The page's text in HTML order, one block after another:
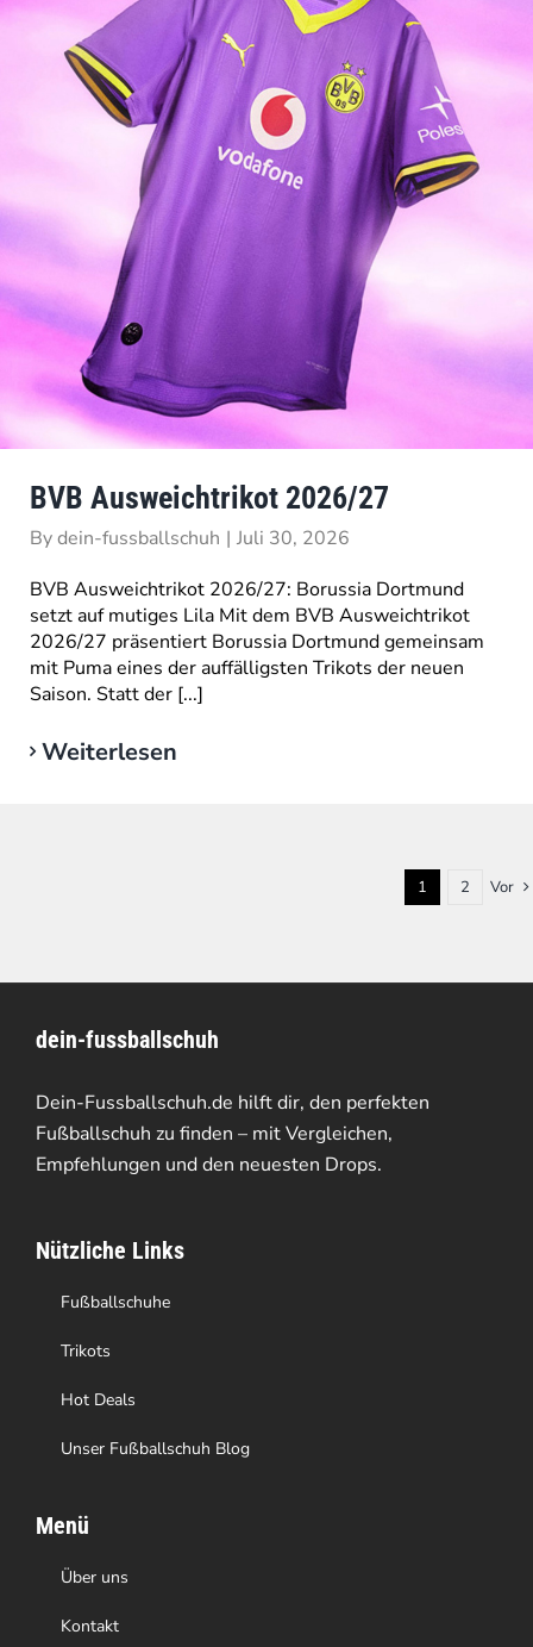
BVB Ausweichtrikot 2026/27
Bydein-fussballschuh | Juli 30, 2026
BVB Ausweichtrikot 2026/27: Borussia Dortmund
setzt auf mutiges Lila Mit dem BVB Ausweichtrikot
2026/27 präsentiert Borussia Dortmund gemeinsam
mit Puma eines der auffälligsten Trikots der neuen
Saison. Statt der [...]
Weiterlesen
1 2 Vor
dein-fussballschuh
Dein-Fussballschuh.de hilft dir, den perfekten
Fußballschuh zu finden – mit Vergleichen,
Empfehlungen und den neuesten Drops.
Nützliche Links
Fußballschuhe
Trikots
Hot Deals
Unser Fußballschuh Blog
Menü
Über uns
Kontakt